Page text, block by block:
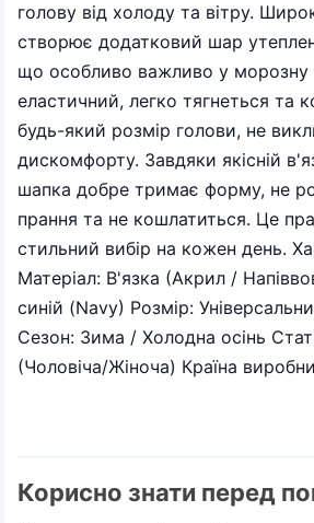
голову від холоду та вітру.
створює додатковий шар
що особливо важливо у морозну
еластичний, легко тягнеться та
будь-який розмір голови, не
дискомфорту. Завдяки якісній
шапка добре тримає форму, не
прання та не кошлатиться. Це
стильний вибір на кожен день.
Матеріал: В'язка (Акрил /
синій (Navy) Розмір:
Сезон: Зима / Холодна осінь
(Чоловіча/Жіноча) Країна
Корисно знати перед